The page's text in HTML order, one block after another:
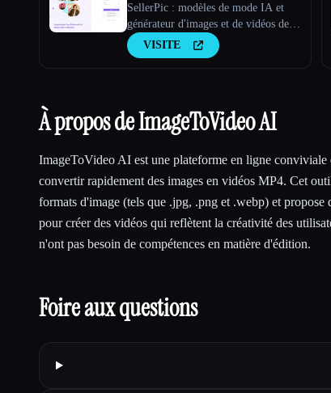
SellerPic : modèles de mode IA et
générateur d'images et de vidéos de
produits
VISITE
À propos de ImageToVideo AI
ImageToVideo AI est une plateforme en ligne conviviale
convertir rapidement des images en vidéos MP4. Cet
formats d'image (tels que .jpg, .png et .webp) et propose
pour créer des vidéos qui reflètent la créativité des
n'ont pas besoin de compétences en matière d'édition.
Foire aux questions